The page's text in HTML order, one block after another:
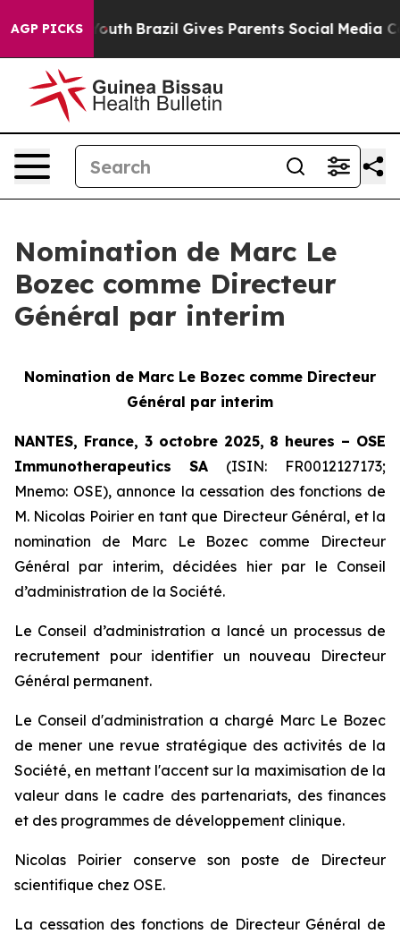
AGP PICKS
to Youth Brazil Gives Parents Social Media
Nomination de Marc Le
Bozec comme Directeur
Général par interim
Nomination de Marc Le Bozec comme Directeur
Général par interim
NANTES, France, 3 octobre 2025, 8 heures – OSE
Immunotherapeutics
SA (ISIN: FR0012127173;
Mnemo: OSE), annonce la cessation des fonctions de
M. Nicolas Poirier en tant que Directeur Général, et la
nomination de Marc Le Bozec comme Directeur
Général par interim, décidées hier par le Conseil
d’administration de la Société.
Le Conseil d’administration a lancé un processus de
recrutement pour identifier un nouveau Directeur
Général permanent.
Le Conseil d'administration a chargé Marc Le Bozec
de mener une revue stratégique des activités de la
Société, en mettant l'accent sur la maximisation de la
valeur dans le cadre des partenariats, des finances
et des programmes de développement clinique.
Nicolas Poirier conserve son poste de Directeur
scientifique chez OSE.
La cessation des fonctions de Directeur Général de